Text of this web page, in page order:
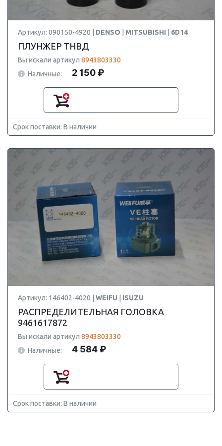
Артикул: 090150-4920 | DENSO MITSUBISHI 6D14
ПЛУНЖЕР ТНВД
Вы искали артикул 8943803330
Наличные:
2 150 ₽
Срок поставки: В наличии
Артикул: 146402-4020 | WEIFU ISUZU
РАСПРЕДЕЛИТЕЛЬНАЯ ГОЛОВКА
9461617872
Вы искали артикул 8943803330
Наличные:
4 584 ₽
Срок поставки: В наличии